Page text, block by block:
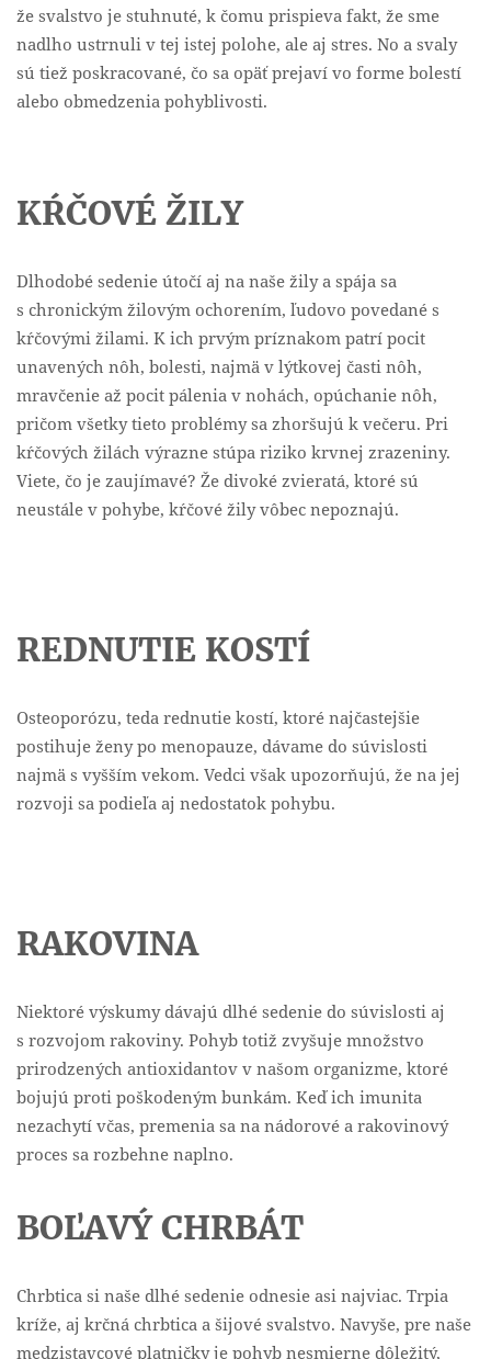
že svalstvo je stuhnuté, k čomu prispieva fakt, že sme
nadlho ustrnuli v tej istej polohe, ale aj stres. No a svaly
sú tiež poskracované, čo sa opäť prejaví vo forme bolestí
alebo obmedzenia pohyblivosti.
KŔČOVÉ ŽILY
Dlhodobé sedenie útočí aj na naše žily a spája sa
s chronickým žilovým ochorením, ľudovo povedané s
kŕčovými žilami. K ich prvým príznakom patrí pocit
unavených nôh, bolesti, najmä v lýtkovej časti nôh,
mravčenie až pocit pálenia v nohách, opúchanie nôh,
pričom všetky tieto problémy sa zhoršujú k večeru. Pri
kŕčových žilách výrazne stúpa riziko krvnej zrazeniny.
Viete, čo je zaujímavé? Že divoké zvieratá, ktoré sú
neustále v pohybe, kŕčové žily vôbec nepoznajú.
REDNUTIE KOSTÍ
Osteoporózu, teda rednutie kostí, ktoré najčastejšie
postihuje ženy po menopauze, dávame do súvislosti
najmä s vyšším vekom. Vedci však upozorňujú, že na jej
rozvoji sa podieľa aj nedostatok pohybu.
RAKOVINA
Niektoré výskumy dávajú dlhé sedenie do súvislosti aj
s rozvojom rakoviny. Pohyb totiž zvyšuje množstvo
prirodzených antioxidantov v našom organizme, ktoré
bojujú proti poškodeným bunkám. Keď ich imunita
nezachytí včas, premenia sa na nádorové a rakovinový
proces sa rozbehne naplno.
BOĽAVÝ CHRBÁT
Chrbtica si naše dlhé sedenie odnesie asi najviac. Trpia
kríže, aj krčná chrbtica a šijové svalstvo. Navyše, pre naše
medzistavcové platničky je pohyb nesmierne dôležitý,